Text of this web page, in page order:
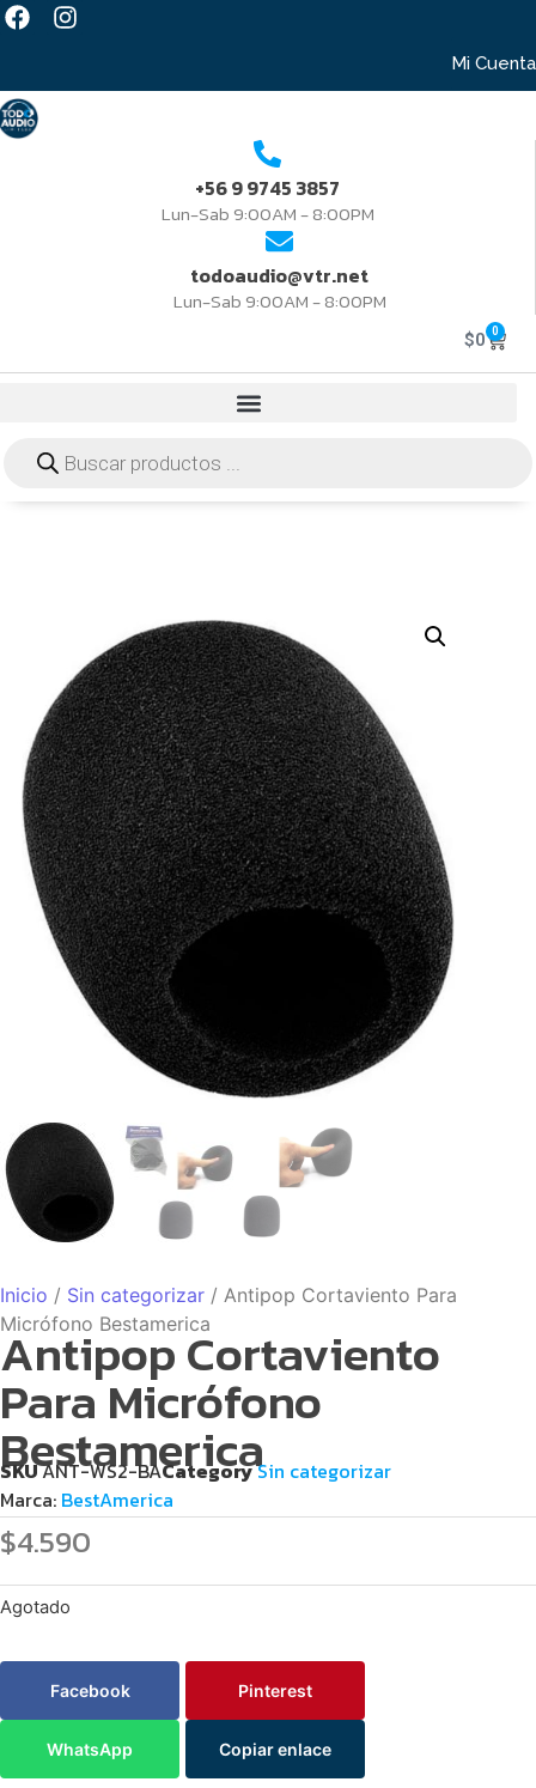
Mi Cuenta
+56 9 9745 3857
Lun-Sab 9:00AM - 8:00PM
todoaudio@vtr.net
Lun-Sab 9:00AM - 8:00PM
$0 0
Inicio / Sin categorizar / Antipop Cortaviento Para
Micrófono Bestamerica
Antipop Cortaviento
Para Micrófono
Bestamerica
SKUANT-WS2-BACategorySin categorizar
Marca: BestAmerica
$4.590
Agotado
Facebook Pinterest
WhatsApp Copiar enlace